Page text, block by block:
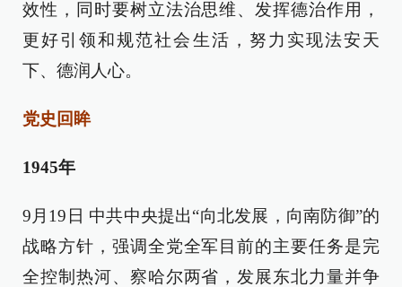
效性，同时要树立法治思维、发挥德治作用，
更好引领和规范社会生活，努力实现法安天
下、德润人心。
党史回眸
1945年
9月19日 中共中央提出“向北发展，向南防御”的
战略方针，强调全党全军目前的主要任务是完
全控制热河、察哈尔两省，发展东北力量并争